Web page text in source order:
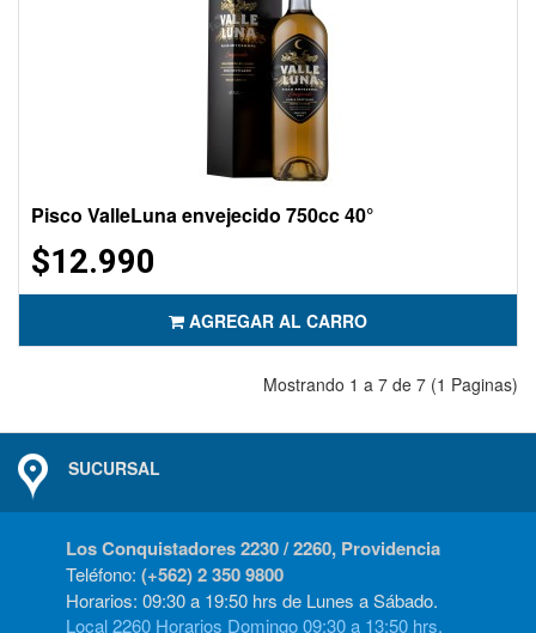
Pisco ValleLuna envejecido 750cc 40°
$12.990
AGREGAR AL CARRO
Mostrando 1 a 7 de 7 (1 Paginas)
SUCURSAL
Los Conquistadores 2230 / 2260, Providencia
Teléfono: (+562) 2 350 9800
Horarios: 09:30 a 19:50 hrs de Lunes a Sábado.
Local 2260 Horarios Domingo 09:30 a 13:50 hrs.